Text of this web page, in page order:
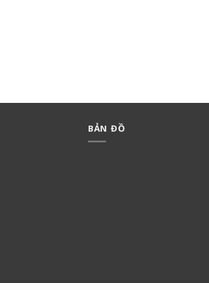
BẢN ĐỒ